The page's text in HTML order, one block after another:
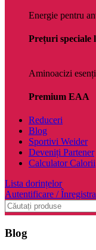
Energie pentru
Prețuri speciale
Aminoacizi
Premium EAA
Reduceri
Blog
Sportivi Weider
Deveniți Partener
Calculator Calorii
Lista dorințelor
Autentificare /
Blog